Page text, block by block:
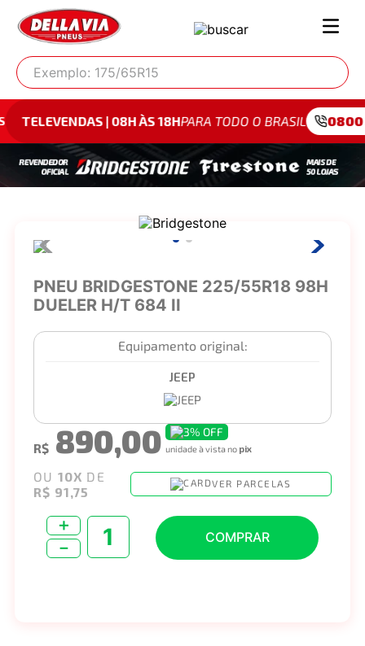
Exemplo: 175/65R15
| 08H ÀS 18H PARA TODO O BRASIL 0800 942 4095
PNEU BRIDGESTONE 225/55R18 98H
DUELER H/T 684 II
Equipamento original:
JEEP
R$ 890,00 3% OFF
unidade à vista no pix
OU 10X DE
R$ 91,75
VER PARCELAS
＋
－
COMPRAR